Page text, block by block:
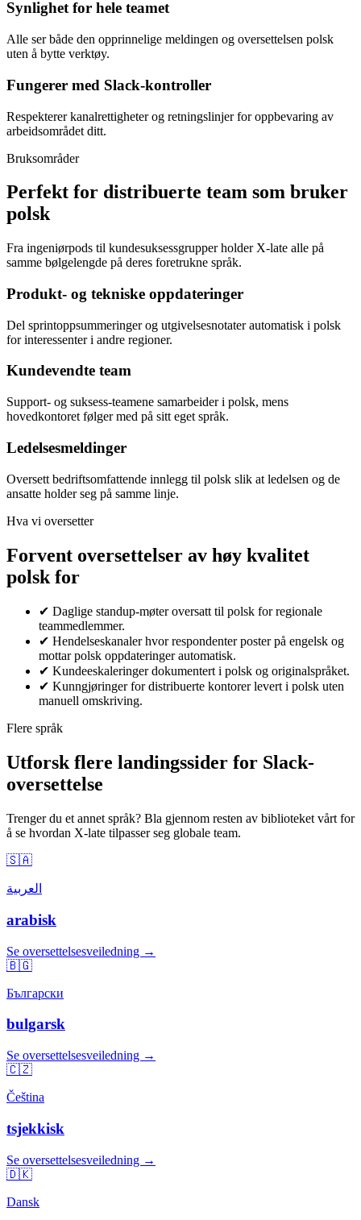
Synlighet for hele teamet
Alle ser både den opprinnelige meldingen og oversettelsen polsk
uten å bytte verktøy.
Fungerer med Slack-kontroller
Respekterer kanalrettigheter og retningslinjer for oppbevaring av
arbeidsområdet ditt.
Bruksområder
Perfekt for distribuerte team som bruker
polsk
Fra ingeniørpods til kundesuksessgrupper holder X-late alle på
samme bølgelengde på deres foretrukne språk.
Produkt- og tekniske oppdateringer
Del sprintoppsummeringer og utgivelsesnotater automatisk i polsk
for interessenter i andre regioner.
Kundevendte team
Support- og suksess-teamene samarbeider i polsk, mens
hovedkontoret følger med på sitt eget språk.
Ledelsesmeldinger
Oversett bedriftsomfattende innlegg til polsk slik at ledelsen og de
ansatte holder seg på samme linje.
Hva vi oversetter
Forvent oversettelser av høy kvalitet
polsk for
✔ Daglige standup-møter oversatt til polsk for regionale
teammedlemmer.
✔ Hendelseskanaler hvor respondenter poster på engelsk og
mottar polsk oppdateringer automatisk.
✔ Kundeeskaleringer dokumentert i polsk og originalspråket.
✔ Kunngjøringer for distribuerte kontorer levert i polsk uten
manuell omskriving.
Flere språk
Utforsk flere landingssider for Slack-
oversettelse
Trenger du et annet språk? Bla gjennom resten av biblioteket vårt for
å se hvordan X-late tilpasser seg globale team.
🇸🇦
العربية
arabisk
Se oversettelsesveiledning →
🇧🇬
Български
bulgarsk
Se oversettelsesveiledning →
🇨🇿
Čeština
tsjekkisk
Se oversettelsesveiledning →
🇩🇰
Dansk